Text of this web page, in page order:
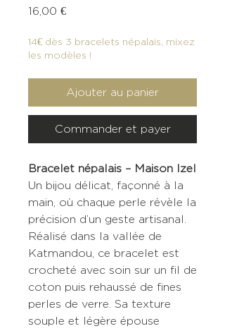
16,00 €Prix
14€ dès 3 bracelets népalais, mixez
les modèles !
Ajouter au panier
Commander et payer
Bracelet népalais – Maison Izel
Un bijou délicat, façonné à la
main, où chaque perle révèle la
précision d’un geste artisanal.
Réalisé dans la vallée de
Katmandou, ce bracelet est
crocheté avec soin sur un fil de
coton puis rehaussé de fines
perles de verre. Sa texture
souple et légère épouse